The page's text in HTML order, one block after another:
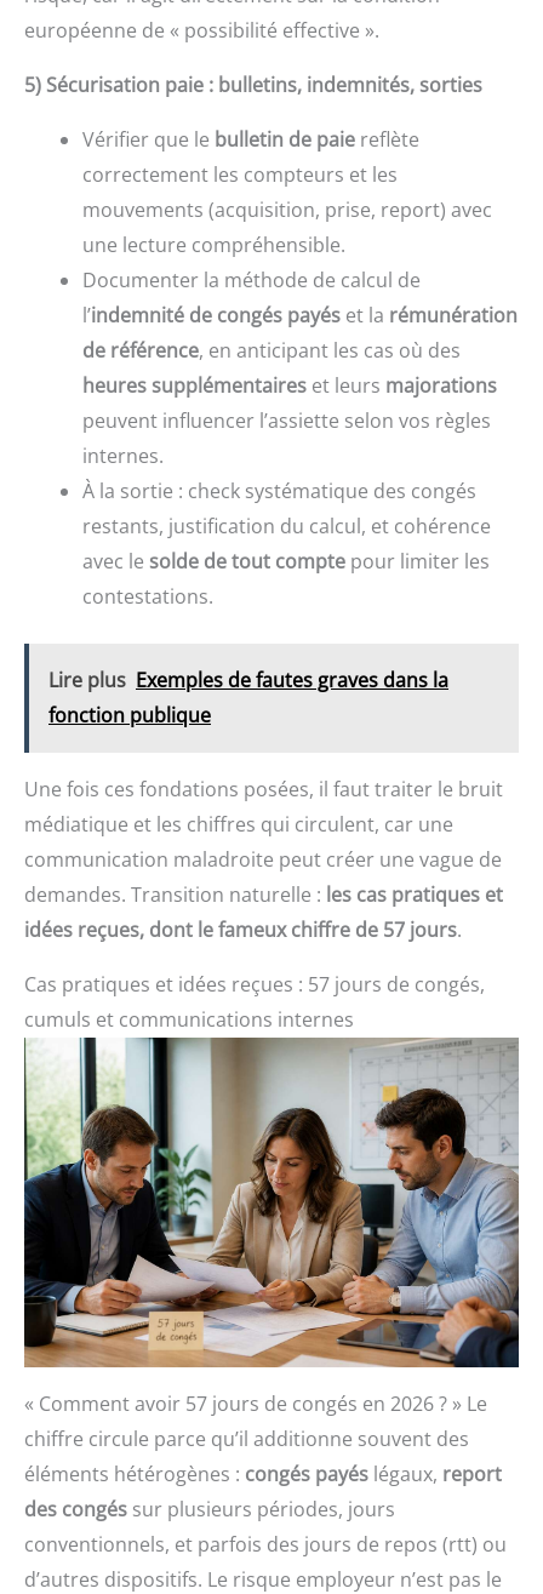
européenne de « possibilité effective ».
5) Sécurisation paie : bulletins, indemnités, sorties
Vérifier que le bulletin de paie reflète
correctement les compteurs et les
mouvements (acquisition, prise, report) avec
une lecture compréhensible.
Documenter la méthode de calcul de
l’indemnité de congés payés et la rémunération
de référence, en anticipant les cas où des
heures supplémentaires et leurs majorations
peuvent influencer l’assiette selon vos règles
internes.
À la sortie : check systématique des congés
restants, justification du calcul, et cohérence
avec le solde de tout compte pour limiter les
contestations.
Lire plus Exemples de fautes graves dans la
fonction publique
Une fois ces fondations posées, il faut traiter le bruit
médiatique et les chiffres qui circulent, car une
communication maladroite peut créer une vague de
demandes. Transition naturelle : les cas pratiques et
idées reçues, dont le fameux chiffre de 57 jours.
Cas pratiques et idées reçues : 57 jours de congés,
cumuls et communications internes
« Comment avoir 57 jours de congés en 2026 ? » Le
chiffre circule parce qu’il additionne souvent des
éléments hétérogènes : congés payés légaux, report
des congés sur plusieurs périodes, jours
conventionnels, et parfois des jours de repos (rtt) ou
d’autres dispositifs. Le risque employeur n’est pas le